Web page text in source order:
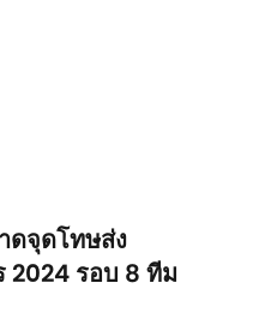
ดจุดโทษส่ง
2024 รอบ 8 ทีม